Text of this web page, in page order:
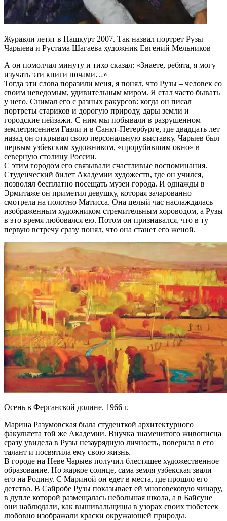
Журавли летят в Пашкурт 2007. Так назвал портрет Рузы
Чарыева и Рустама Шагаева художник Евгений Мельников
А он помолчал минуту и тихо сказал: «Знаете, ребята, я могу
изучать эти книги ночами…»
Тогда эти слова поразили меня, я понял, что Рузы – человек со
своим неведомым, удивительным миром. Я стал часто бывать
у него. Снимал его с разных ракурсов: когда он писал
портреты стариков и дорогую природу, дары земли и
городские пейзажи. С ним мы побывали в разрушенном
землетрясением Газли и в Санкт-Петербурге, где двадцать лет
назад он открывал свою персональную выставку. Чарыев был
первым узбекским художником, «прорубившим окно» в
северную столицу России.
С этим городом его связывали счастливые воспоминания.
Студенческий билет Академии художеств, где он учился,
позволял бесплатно посещать музеи города. И однажды в
Эрмитаже он приметил девушку, которая зачарованно
смотрела на полотно Матисса. Она целый час наслаждалась
изображенным художником стремительным хороводом, а Рузы
в это время любовался ею. Потом он признавался, что в ту
первую встречу сразу понял, что она станет его женой.
Осень в Ферганской долине. 1966 г.
Марина Разумовская была студенткой архитектурного
факультета той же Академии. Внучка знаменитого живописца
сразу увидела в Рузы незаурядную личность, поверила в его
талант и посвятила ему свою жизнь.
В городе на Неве Чарыев получил блестящее художественное
образование. Но жаркое солнце, сама земля узбекская звали
его на Родину. С Мариной он едет в места, где прошло его
детство. В Сайробе Рузы показывает ей многовековую чинару,
в дупле которой размещалась небольшая школа, а в Байсуне
они наблюдали, как вышивальщицы в узорах своих тюбетеек
любовно изображали краски окружающей природы.